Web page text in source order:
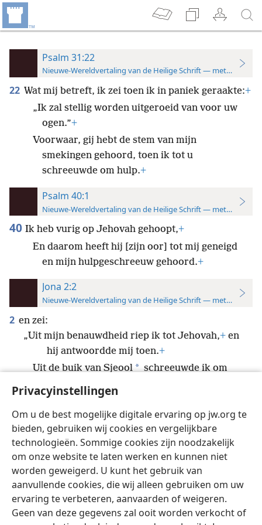
Privacyinstellingen
Om u de best mogelijke digitale ervaring op jw.org te
bieden, gebruiken wij cookies en vergelijkbare
technologieën. Sommige cookies zijn noodzakelijk
om onze website te laten werken en kunnen niet
worden geweigerd. U kunt het gebruik van
aanvullende cookies, die wij alleen gebruiken om uw
ervaring te verbeteren, aanvaarden of weigeren.
Geen van deze gegevens zal ooit worden verkocht of
Psalm 31:22
Nieuwe-Wereldvertaling van de Heilige Schrift — met
22 Wat mij betreft, ik zei toen ik in paniek geraakte:+
„Ik zal stellig worden uitgeroeid van voor uw
ogen.”+
Voorwaar, gij hebt de stem van mijn
smekingen gehoord, toen ik tot u
schreeuwde om hulp.+
Psalm 40:1
Nieuwe-Wereldvertaling van de Heilige Schrift — met
40 Ik heb vurig op Jehovah gehoopt,+
En daarom heeft hij [zijn oor] tot mij geneigd
en mijn hulpgeschreeuw gehoord.+
Jona 2:2
Nieuwe-Wereldvertaling van de Heilige Schrift — met
2 en zei:
„Uit mijn benauwdheid riep ik tot Jehovah,+ en
hij antwoordde mij toen.+
Uit de buik van Sjeo̱o̱l * schreeuwde ik om
Gij hoorde mijn stem.
Nederlands Instellingen
Copyright© 2026 Watch Tower Bible and Tract Society of Pennsylvania
Gebruiksvoorwaarden Privacybeleid
Privacyinstellingen
JW.ORG
Inloggen